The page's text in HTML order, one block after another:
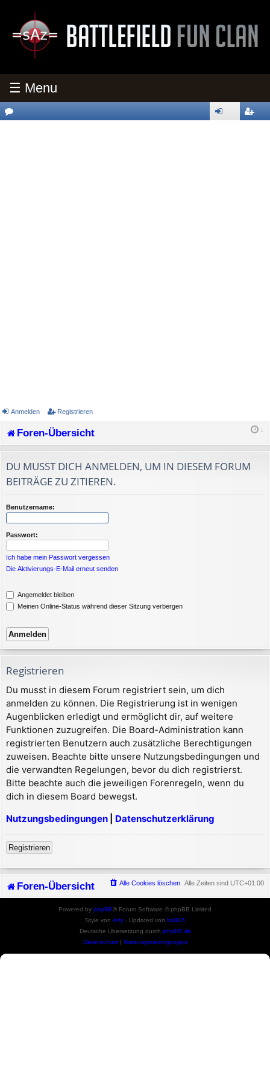
☰ Menu
Anmelden Registrieren
Foren-Übersicht
DU MUSST DICH ANMELDEN, UM IN DIESEM FORUM
BEITRÄGE ZU ZITIEREN.
Benutzername:
Passwort:
Ich habe mein Passwort vergessen
Die Aktivierungs-E-Mail erneut senden
Angemeldet bleiben
Meinen Online-Status während dieser Sitzung verbergen
Registrieren
Du musst in diesem Forum registriert sein, um dich
anmelden zu können. Die Registrierung ist in wenigen
Augenblicken erledigt und ermöglicht dir, auf weitere
Funktionen zuzugreifen. Die Board-Administration kann
registrierten Benutzern auch zusätzliche Berechtigungen
zuweisen. Beachte bitte unsere Nutzungsbedingungen und
die verwandten Regelungen, bevor du dich registrierst.
Bitte beachte auch die jeweiligen Forenregeln, wenn du
dich in diesem Board bewegst.
Nutzungsbedingungen
Datenschutzerklärung
Registrieren
Foren-Übersicht Alle Zeiten sind UTC+01:00
Alle Cookies löschen
Powered by phpBB® Forum Software © phpBB Limited
Style von Arty · Updated von halil16
Deutsche Übersetzung durch phpBB.de
Datenschutz| Nutzungsbedingungen